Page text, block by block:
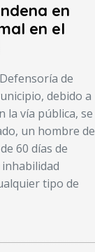
en
en el
de
debido a
la vía pública, se
un hombre de
60 días de
tipo de